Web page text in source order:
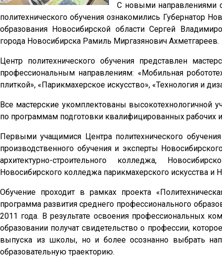
С новыми направлениями
политехнического обучения ознакомились Губернатор
образования Новосибирской области Сергей
города Новосибирска Рамиль Миргазянович Ахметгареев.
Центр политехнического обучения представлен
профессиональным направлениям: «Мобильная
плиткой», «Парикмахерское искусство», «Технология и
Все мастерские укомплектованы высокотехнологичной
по программам подготовки квалифицированных рабочих
Первыми учащимися Центра политехнического
производственного обучения и эксперты
архитектурно-строительного колледжа,
Новосибирского колледжа парикмахерского искусства
Обучение проходит в рамках проекта
программа развития среднего профессионального
2011 года. В результате освоения профессиональных
образовании получат свидетельство о профессии,
выпуска из школы, но и более осознанно выбрать
образовательную траекторию.